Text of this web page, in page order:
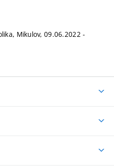
Mikulov, 09.06.2022 -